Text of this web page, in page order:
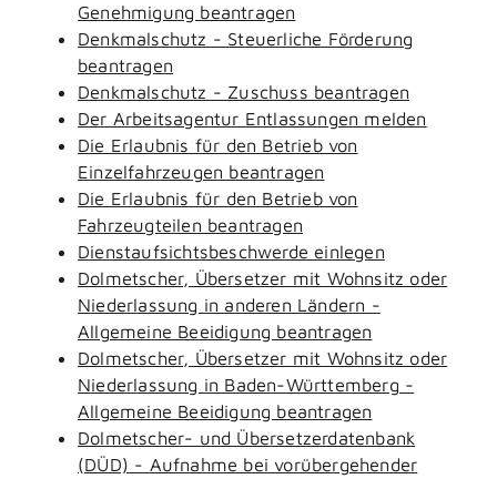
Genehmigung beantragen
Denkmalschutz - Steuerliche Förderung
beantragen
Denkmalschutz - Zuschuss beantragen
Der Arbeitsagentur Entlassungen melden
Die Erlaubnis für den Betrieb von
Einzelfahrzeugen beantragen
Die Erlaubnis für den Betrieb von
Fahrzeugteilen beantragen
Dienstaufsichtsbeschwerde einlegen
Dolmetscher, Übersetzer mit Wohnsitz oder
Niederlassung in anderen Ländern -
Allgemeine Beeidigung beantragen
Dolmetscher, Übersetzer mit Wohnsitz oder
Niederlassung in Baden-Württemberg -
Allgemeine Beeidigung beantragen
Dolmetscher- und Übersetzerdatenbank
(DÜD) - Aufnahme bei vorübergehender